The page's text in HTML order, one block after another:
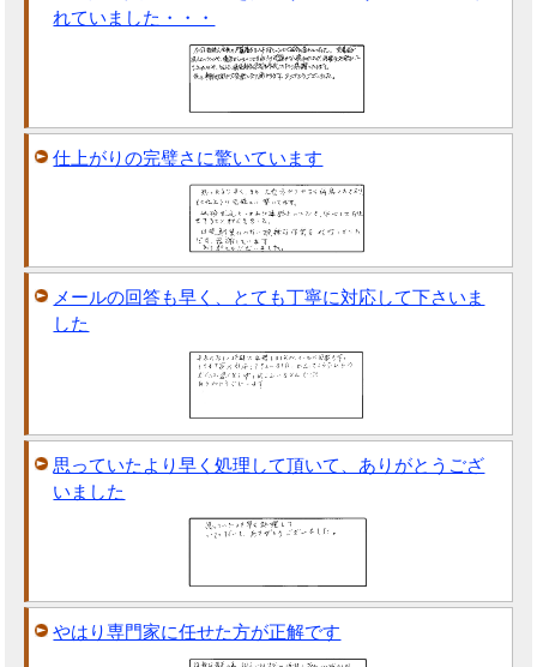
れていました・・・
仕上がりの完璧さに驚いています
メールの回答も早く、とても丁寧に対応して下さいま
した
思っていたより早く処理して頂いて、ありがとうござ
いました
やはり専門家に任せた方が正解です